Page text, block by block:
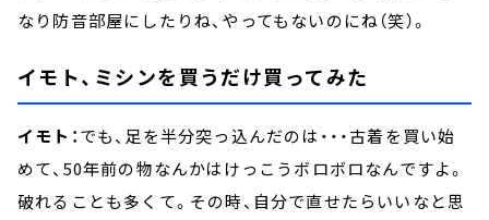
なり防音部屋にしたりね、やってもないのにね（笑）。
イモト、ミシンを買うだけ買ってみた
イモト：でも、足を半分突っ込んだのは・・・古着を買い始
めて、50年前の物なんかはけっこうボロボロなんですよ。
破れることも多くて。その時、自分で直せたらいいなと思